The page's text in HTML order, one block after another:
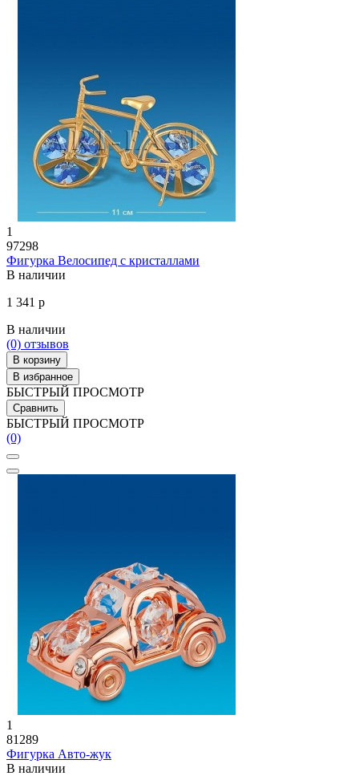
1
97298
Фигурка Велосипед с кристаллами
В наличии
1 341 р
В наличии
(0) отзывов
В корзину
В избранное
БЫСТРЫЙ ПРОСМОТР
Сравнить
БЫСТРЫЙ ПРОСМОТР
(0)
1
81289
Фигурка Авто-жук
В наличии